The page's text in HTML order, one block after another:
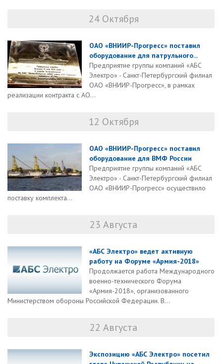
24 Октября
ОАО «ВНИИР-Прогресс» поставил
оборудование для патрульного...
Предприятие группы компаний «АБС
Электро» - Санкт-Петербургский филиал
ОАО «ВНИИР-Прогресс», в рамках
реализации контракта с АО...
12 Октября
ОАО «ВНИИР-Прогресс» поставил
оборудование для ВМФ России
Предприятие группы компаний «АБС
Электро» - Санкт-Петербургский филиал
ОАО «ВНИИР-Прогресс» осуществило
поставку комплекта...
23 Августа
«АБС Электро» ведет активную
работу на Форуме «Армия-2018»
Продолжается работа Международного
военно-технического Форума
«Армия-2018», организованного
Министерством обороны Российской Федерации. В...
22 Августа
Экспозицию «АБС Электро» посетил